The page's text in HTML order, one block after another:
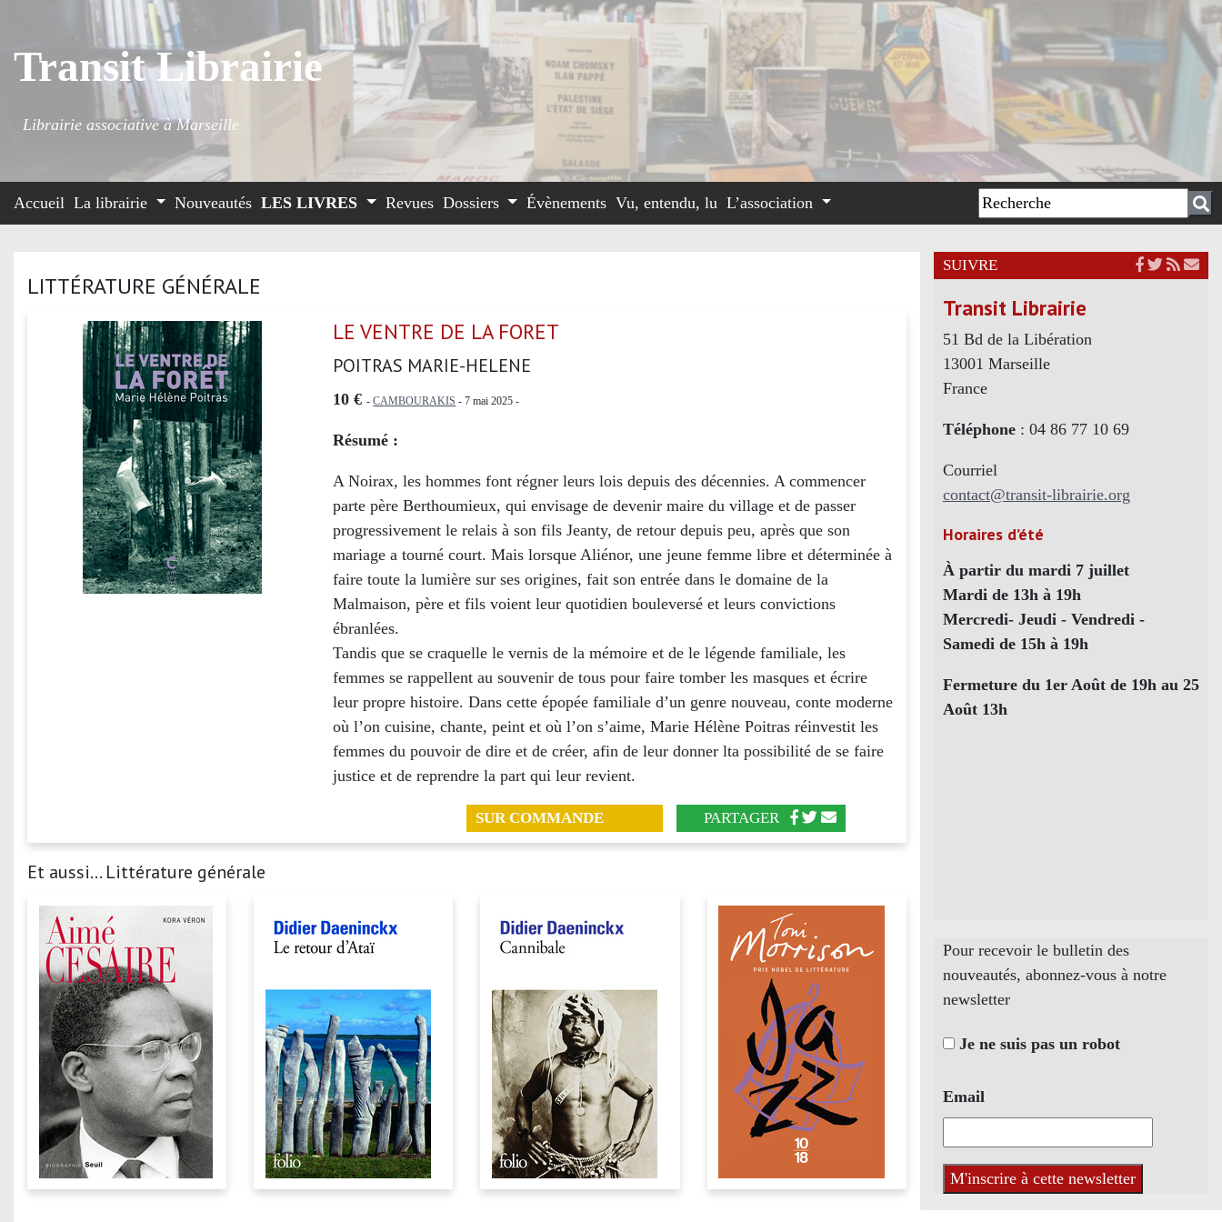
Transit Librairie
Librairie associative à Marseille
Accueil La librairie Nouveautés LES LIVRES Revues Dossiers Évènements Vu, entendu, lu L’association
LITTÉRATURE GÉNÉRALE
LE VENTRE DE LA FORET
POITRAS MARIE-HELENE
10 € -CAMBOURAKIS - 7 mai 2025 -
Résumé :
A Noirax, les hommes font régner leurs lois depuis des décennies. A commencer
parte père Berthoumieux, qui envisage de devenir maire du village et de passer
progressivement le relais à son fils Jeanty, de retour depuis peu, après que son
mariage a tourné court. Mais lorsque Aliénor, une jeune femme libre et déterminée à
faire toute la lumière sur ses origines, fait son entrée dans le domaine de la
Malmaison, père et fils voient leur quotidien bouleversé et leurs convictions
ébranlées.
Tandis que se craquelle le vernis de la mémoire et de le légende familiale, les
femmes se rappellent au souvenir de tous pour faire tomber les masques et écrire
leur propre histoire. Dans cette épopée familiale d’un genre nouveau, conte moderne
où l’on cuisine, chante, peint et où l’on s’aime, Marie Hélène Poitras réinvestit les
femmes du pouvoir de dire et de créer, afin de leur donner lta possibilité de se faire
justice et de reprendre la part qui leur revient.
SUR COMMANDE PARTAGER
Et aussi... Littérature générale
SUIVRE
Transit Librairie
51 Bd de la Libération
13001 Marseille
France
Téléphone: 04 86 77 10 69
Courriel
contact@transit-librairie.org
Horaires d’été
À partir du mardi 7 juillet
Mardi de 13h à 19h
Mercredi- Jeudi - Vendredi -
Samedi de 15h à 19h
Fermeture du 1er Août de 19h au 25
Août 13h
Pour recevoir le bulletin des
nouveautés, abonnez-vous à notre
newsletter
Je ne suis pas un robot
Email